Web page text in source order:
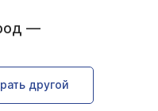
—
другой